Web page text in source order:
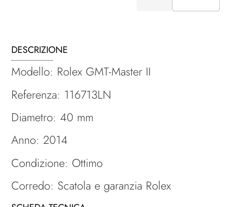
DESCRIZIONE
Modello: Rolex GMT-Master II
Referenza: 116713LN
Diametro: 40 mm
Anno: 2014
Condizione: Ottimo
Corredo: Scatola e garanzia Rolex